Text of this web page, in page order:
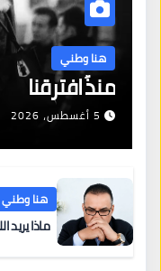
هنا وطني
منذُ افترقنا
5 أغسطس، 2026
هنا وطني
ماذا يريد